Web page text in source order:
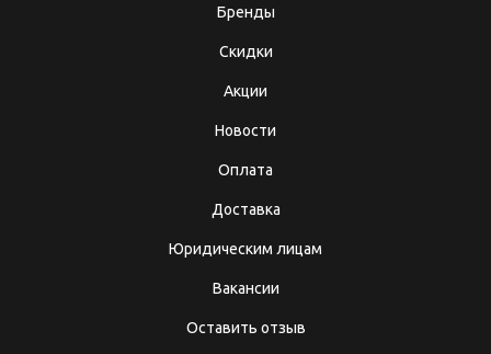
Бренды
Скидки
Акции
Новости
Оплата
Доставка
Юридическим лицам
Вакансии
Оставить отзыв